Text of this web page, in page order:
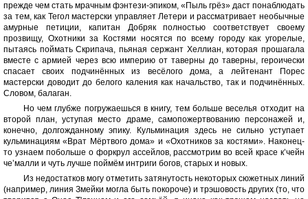
прежде чем стать мрачным фэнтези-эпиком, «Пыль грёз» даст понаблюдать
за тем, как Тегол мастерски управляет Летери и рассматривает необычные
амурные петиции, капитан Добряк полностью соответствует своему
прозвищу, Охотники за Костями носятся по всему городу как угорелые,
пытаясь поймать Скрипача, пьяная сержант Хеллиан, которая прошагала
вместе с армией через всю империю от таверны до таверны, героически
спасает своих подчинённых из весёлого дома, а лейтенант Порес
мастерски доводит до белого каления как начальство, так и подчинённых.
Словом, балаган.
Но чем глубже погружаешься в книгу, тем больше веселья отходит на
второй план, уступая место драме, самопожертвованию персонажей и,
конечно, долгожданному эпику. Кульминация здесь не сильно уступает
кульминациям «Врат Мёртвого дома» и «Охотников за костями». Наконец-
то узнаем побольше о форкрул ассейлов, рассмотрим во всей красе к’чейн
че’малли и чуть лучше поймём интриги богов, старых и новых.
Из недостатков могу отметить затянутость некоторых сюжетных линий
(например, линия Змейки могла быть покороче) и трэшовость других (то, что